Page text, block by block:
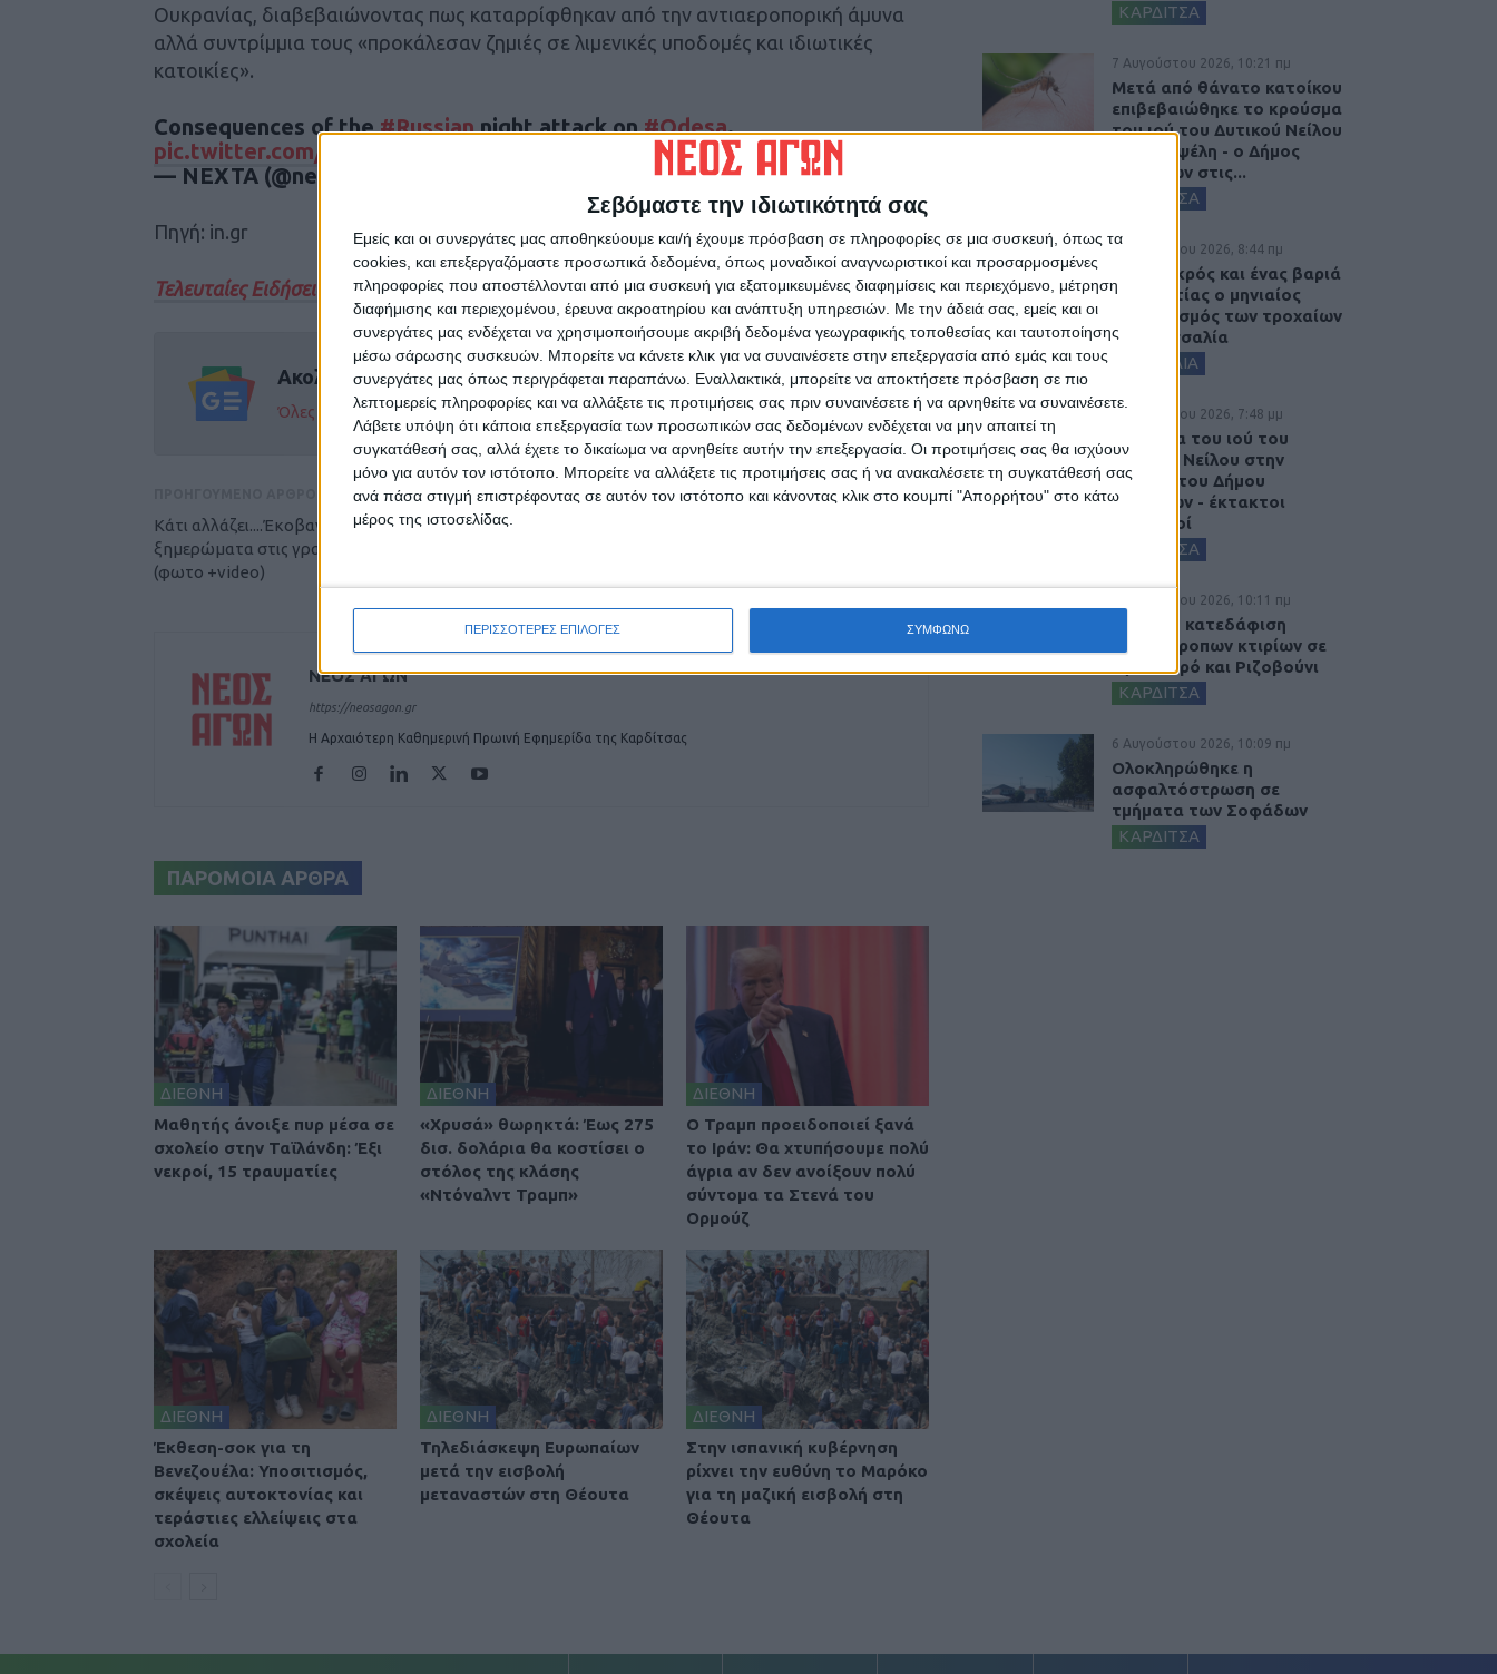
Σεβόμαστε την ιδιωτικότητά σας
Εμείς και οι συνεργάτες μας αποθηκεύουμε και/ή έχουμε πρόσβαση σε πληροφορίες σε μια συσκευή, όπως τα
cookies, και επεξεργαζόμαστε προσωπικά δεδομένα, όπως μοναδικοί αναγνωριστικοί και προσαρμοσμένες
πληροφορίες που αποστέλλονται από μια συσκευή για εξατομικευμένες διαφημίσεις και περιεχόμενο, μέτρηση
διαφήμισης και περιεχομένου, έρευνα ακροατηρίου και ανάπτυξη υπηρεσιών. Με την άδειά σας, εμείς και οι
συνεργάτες μας ενδέχεται να χρησιμοποιήσουμε ακριβή δεδομένα γεωγραφικής τοποθεσίας και ταυτοποίησης
μέσω σάρωσης συσκευών. Μπορείτε να κάνετε κλικ για να συναινέσετε στην επεξεργασία από εμάς και τους
συνεργάτες μας όπως περιγράφεται παραπάνω. Εναλλακτικά, μπορείτε να αποκτήσετε πρόσβαση σε πιο
λεπτομερείς πληροφορίες και να αλλάξετε τις προτιμήσεις σας πριν συναινέσετε ή να αρνηθείτε να συναινέσετε.
Λάβετε υπόψη ότι κάποια επεξεργασία των προσωπικών σας δεδομένων ενδέχεται να μην απαιτεί τη
συγκατάθεσή σας, αλλά έχετε το δικαίωμα να αρνηθείτε αυτήν την επεξεργασία. Οι προτιμήσεις σας θα ισχύουν
μόνο για αυτόν τον ιστότοπο. Μπορείτε να αλλάξετε τις προτιμήσεις σας ή να ανακαλέσετε τη συγκατάθεσή σας
ανά πάσα στιγμή επιστρέφοντας σε αυτόν τον ιστότοπο και κάνοντας κλικ στο κουμπί "Απορρήτου" στο κάτω
μέρος της ιστοσελίδας.
ΠΕΡΙΣΣΟΤΕΡΕΣ ΕΠΙΛΟΓΕΣ ΣΥΜΦΩΝΩ
Ουκρανίας, διαβεβαιώνοντας πως καταρρίφθηκαν από την αντιαεροπορική άμυνα
αλλά συντρίμμια τους «προκάλεσαν ζημιές σε λιμενικές υποδομές και ιδιωτικές
κατοικίες».
Consequences of the#Russiannight attack on#Odesa.
pic.twitter.com/mx7iVEJzMU
— NEXTA (@nexta_tv)
Πηγή: in.gr
Τελευταίες Ειδήσεις Σήμερα
Ακολούθησε την εφημερίδα ΝΕΟΣ ΑΓΩΝ στο Google News!
Όλες οι εξελίξεις στην περιοχή της Καρδίτσας και ευρύτερα της Θεσσαλίας
Κάτι αλλάζει....Έκοβαν κλαδιά δέντρων δύο τα
ξημερώματα στις γραμμές στο Μεζούρλο
(φωτο +video)
ΕΠΟΜΕΝΟ ΑΡΘΡΟ
ΝΕΟΣ ΑΓΩΝ
https://neosagon.gr
Η Αρχαιότερη Καθημερινή Πρωινή Εφημερίδα της Καρδίτσας
ΠΑΡΟΜΟΙΑ ΑΡΘΡΑ
ΔΙΕΘΝΗ
Μαθητής άνοιξε πυρ μέσα σε
σχολείο στην Ταϊλάνδη: Έξι
νεκροί, 15 τραυματίες
ΔΙΕΘΝΗ
«Χρυσά» θωρηκτά: Έως 275
δισ. δολάρια θα κοστίσει ο
στόλος της κλάσης
«Ντόναλντ Τραμπ»
ΔΙΕΘΝΗ
O Τραμπ προειδοποιεί ξανά
το Ιράν: Θα χτυπήσουμε πολύ
άγρια αν δεν ανοίξουν πολύ
σύντομα τα Στενά του
Ορμούζ
ΔΙΕΘΝΗ
Έκθεση-σοκ για τη
Βενεζουέλα: Υποσιτισμός,
σκέψεις αυτοκτονίας και
τεράστιες ελλείψεις στα
σχολεία
ΔΙΕΘΝΗ
Τηλεδιάσκεψη Ευρωπαίων
μετά την εισβολή
μεταναστών στη Θέουτα
ΔΙΕΘΝΗ
Στην ισπανική κυβέρνηση
ρίχνει την ευθύνη το Μαρόκο
για τη μαζική εισβολή στη
Θέουτα
ΚΑΡΔΙΤΣΑ
7 Αυγούστου 2026, 10:21 πμ
Μετά από θάνατο κατοίκου
επιβεβαιώθηκε το κρούσμα
του ιού του Δυτικού Νείλου
στην Κυψέλη - ο Δήμος
Σοφάδων στις...
ΚΑΡΔΙΤΣΑ
7 Αυγούστου 2026, 8:44 πμ
Ένας νεκρός και ένας βαριά
τραυματίας ο μηνιαίος
απολογισμός των τροχαίων
στη Θεσσαλία
ΘΕΣΣΑΛΙΑ
6 Αυγούστου 2026, 7:48 μμ
Κρούσμα του ιού του
Δυτικού Νείλου στην
Κυψέλη του Δήμου
Σοφάδων - έκτακτοι
ψεκασμοί
ΚΑΡΔΙΤΣΑ
6 Αυγούστου 2026, 10:11 πμ
Ξεκινά η κατεδάφιση
ετοιμόρροπων κτιρίων σε
Αγναντερό και Ριζοβούνι
ΚΑΡΔΙΤΣΑ
6 Αυγούστου 2026, 10:09 πμ
Ολοκληρώθηκε η
ασφαλτόστρωση σε
τμήματα των Σοφάδων
ΚΑΡΔΙΤΣΑ